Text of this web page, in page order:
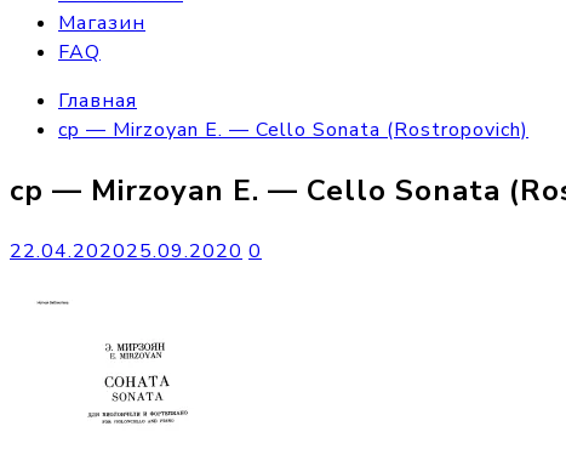
Магазин
FAQ
Главная
cp — Mirzoyan E. — Cello Sonata (Rostropovich)
cp — Mirzoyan E. — Cello Sonata
22.04.202025.09.2020 0